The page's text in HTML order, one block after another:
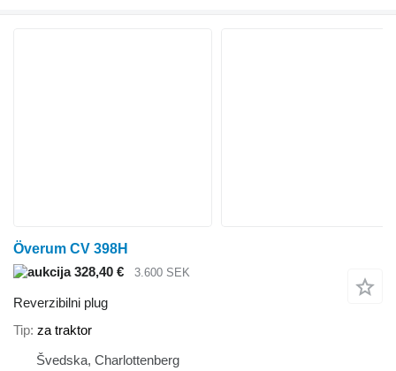
Överum CV 398H
328,40 €
3.600 SEK
Reverzibilni plug
Tip za traktor
Švedska, Charlottenberg